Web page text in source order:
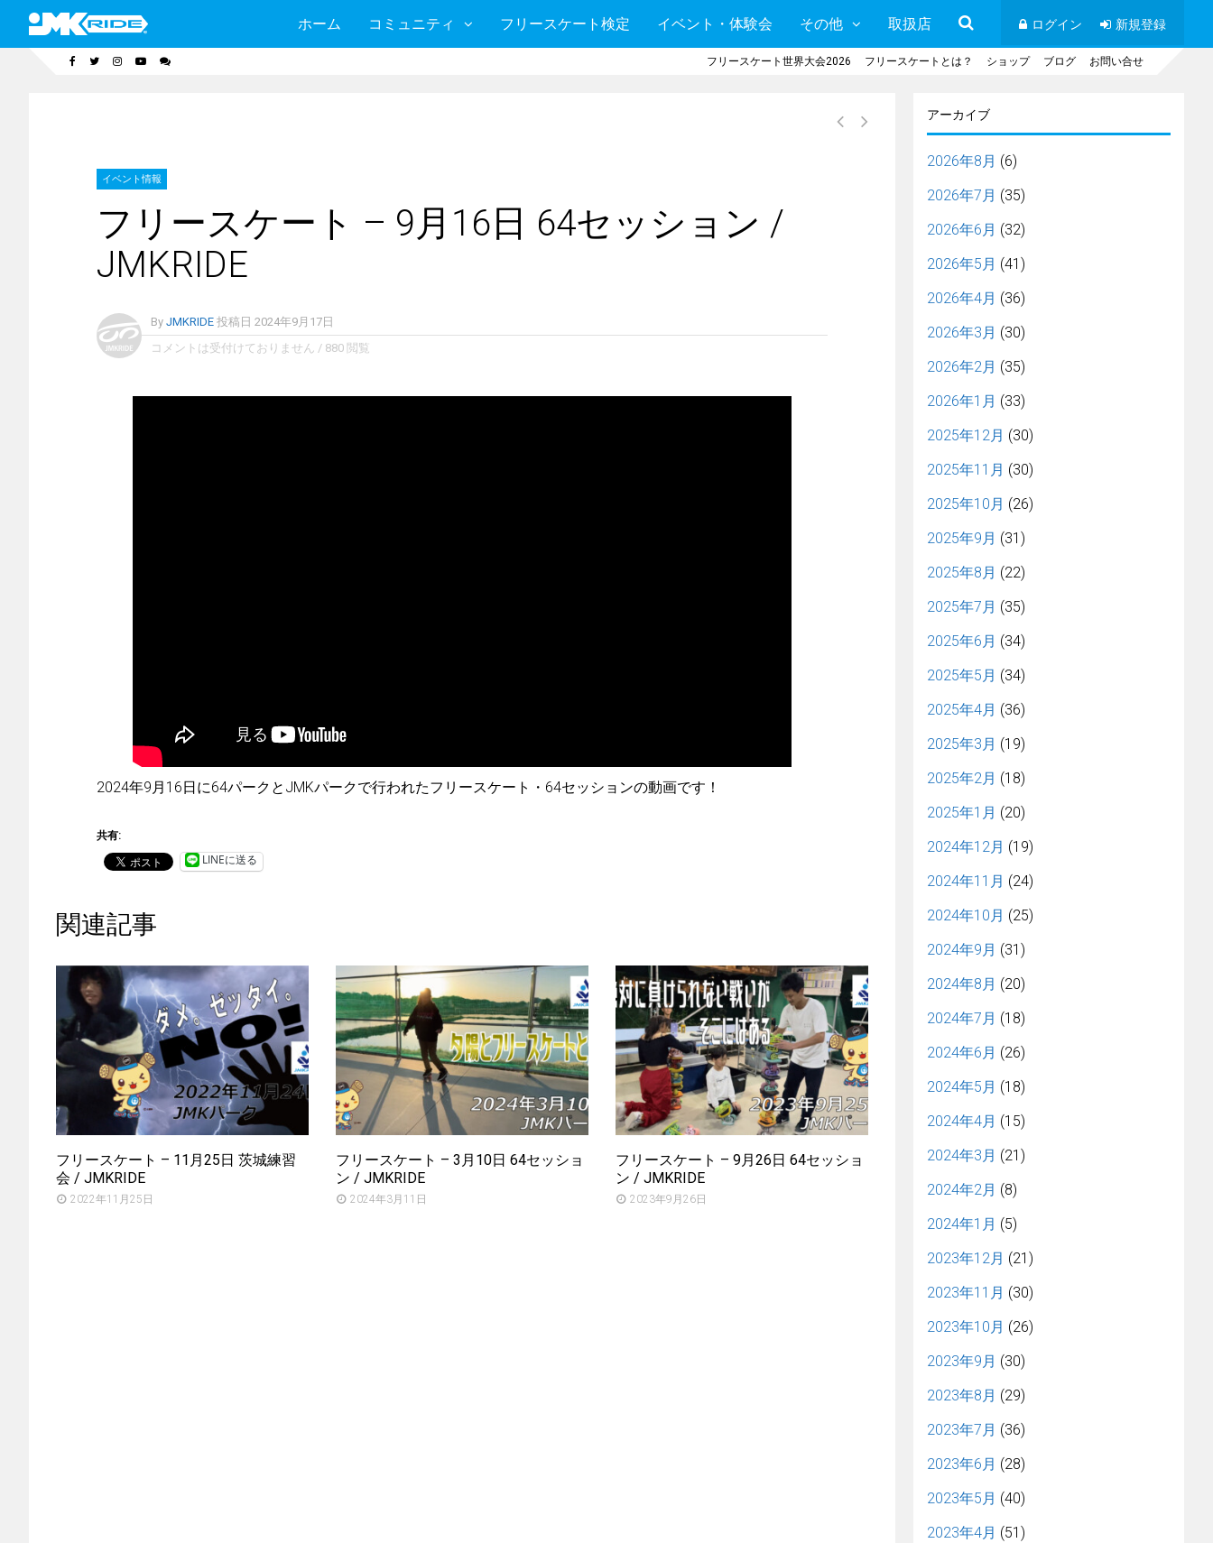
ホーム コミュニティ フリースケート検定 イベント・体験会 その他 取扱店 ログイン 新規登録
フリースケート世界大会2026 フリースケートとは？ ショップ ブログ お問い合せ
イベント情報
フリースケート – 9月16日 64セッション /
JMKRIDE
By JMKRIDE 投稿日 2024年9月17日
コメントは受付けておりません / 880 閲覧
2024年9月16日に64パークとJMKパークで行われたフリースケート・64セッションの動画です！
共有:
LINEに送る
関連記事
フリースケート – 11月25日 茨城練習
会 / JMKRIDE
2022年11月25日
フリースケート – 3月10日 64セッショ
ン / JMKRIDE
2024年3月11日
フリースケート – 9月26日 64セッショ
ン / JMKRIDE
2023年9月26日
アーカイブ
2026年8月 (6)
2026年7月 (35)
2026年6月 (32)
2026年5月 (41)
2026年4月 (36)
2026年3月 (30)
2026年2月 (35)
2026年1月 (33)
2025年12月 (30)
2025年11月 (30)
2025年10月 (26)
2025年9月 (31)
2025年8月 (22)
2025年7月 (35)
2025年6月 (34)
2025年5月 (34)
2025年4月 (36)
2025年3月 (19)
2025年2月 (18)
2025年1月 (20)
2024年12月 (19)
2024年11月 (24)
2024年10月 (25)
2024年9月 (31)
2024年8月 (20)
2024年7月 (18)
2024年6月 (26)
2024年5月 (18)
2024年4月 (15)
2024年3月 (21)
2024年2月 (8)
2024年1月 (5)
2023年12月 (21)
2023年11月 (30)
2023年10月 (26)
2023年9月 (30)
2023年8月 (29)
2023年7月 (36)
2023年6月 (28)
2023年5月 (40)
2023年4月 (51)